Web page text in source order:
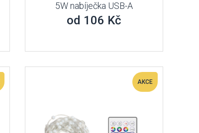
5W nabíječka USB-A
od 106 Kč
AKCE